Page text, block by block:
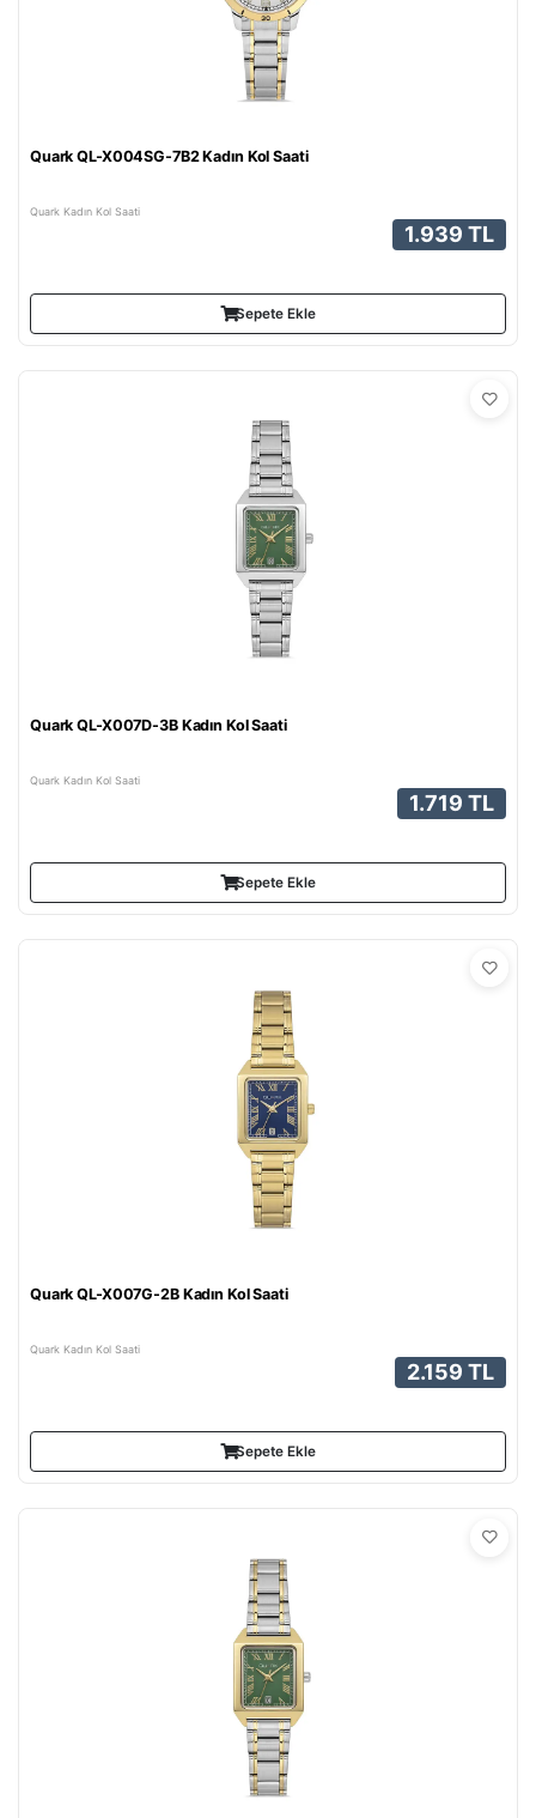
Quark QL-X004SG-7B2 Kadın Kol Saati
Quark Kadın Kol Saati
1.939 TL
Sepete Ekle
Quark QL-X007D-3B Kadın Kol Saati
Quark Kadın Kol Saati
1.719 TL
Sepete Ekle
Quark QL-X007G-2B Kadın Kol Saati
Quark Kadın Kol Saati
2.159 TL
Sepete Ekle